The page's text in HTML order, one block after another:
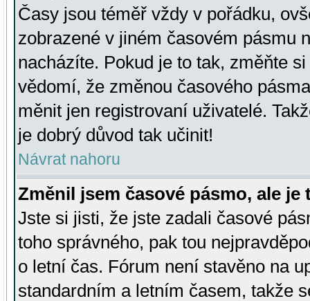
Časy jsou téměř vždy v pořádku,
zobrazené v jiném časovém pásmu
nacházíte. Pokud je to tak, změňte
vědomí, že změnou časového
měnit jen registrovaní uživatelé.
je dobrý důvod tak učinit!
Návrat nahoru
Změnil jsem časové pásmo, ale je
Jste si jisti, že jste zadali časové
toho správného, pak tou
o letní čas. Fórum není stavěno na
standardním a letním časem, takže